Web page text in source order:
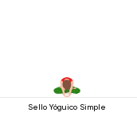
Sello Yóguico Simple